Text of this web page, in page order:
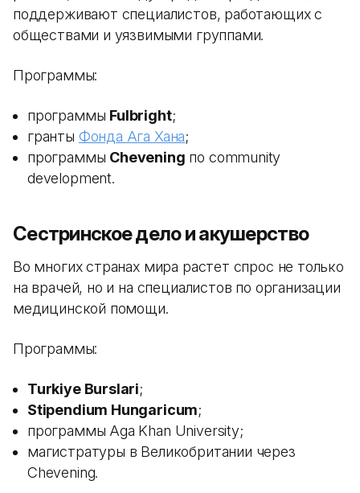
поддерживают специалистов, работающих с
обществами и уязвимыми группами.
Программы:
программы Fulbright;
гранты Фонда Ага Хана;
программы Chevening по community
development.
Сестринское дело и акушерство
Во многих странах мира растет спрос не только
на врачей, но и на специалистов по организации
медицинской помощи.
Программы:
Turkiye Burslari;
Stipendium Hungaricum;
программы Aga Khan University;
магистратуры в Великобритании через
Chevening.